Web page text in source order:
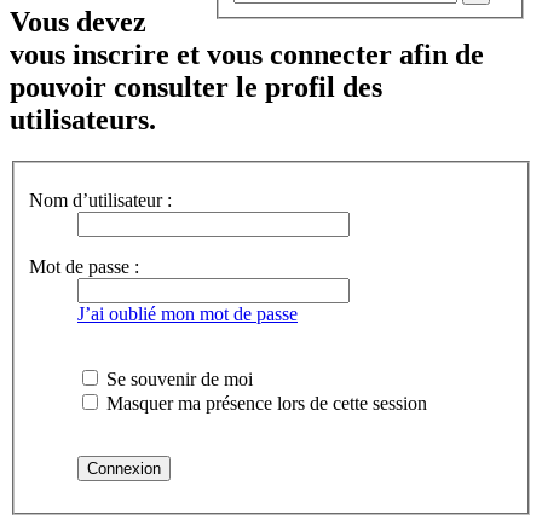
Vous devez
vous inscrire et vous connecter afin de
pouvoir consulter le profil des
utilisateurs.
Nom d’utilisateur :
Mot de passe :
J’ai oublié mon mot de passe
Se souvenir de moi
Masquer ma présence lors de cette session